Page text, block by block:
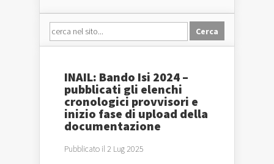
INAIL: Bando Isi 2024 –
pubblicati gli elenchi
cronologici provvisori e
inizio fase di upload della
documentazione
Pubblicato il 2 Lug 2025